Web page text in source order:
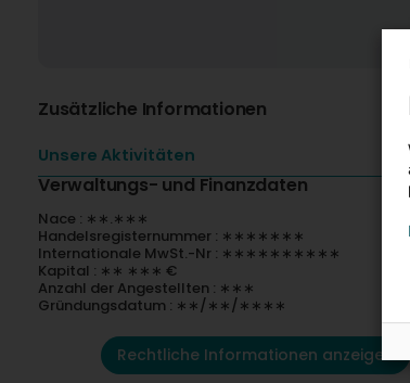
Zusätzliche Informationen
Unsere Aktivitäten
Verwaltungs- und Finanzdaten
Nace : ∗∗.∗∗∗
Handelsregisternummer : ∗∗∗∗∗∗∗
Internationale MwSt.-Nr : ∗∗∗∗∗∗∗∗∗∗
Kapital : ∗∗ ∗∗∗ €
Anzahl der Angestellten : ∗∗∗
Gründungsdatum : ∗∗/∗∗/∗∗∗∗
Rechtliche Informationen anzeigen